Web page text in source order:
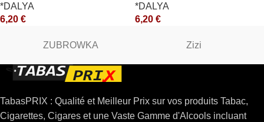
*DALYA
6,20 €
*DALYA
6,20 €
ZUBROWKA Zizi
TabasPRIX : Qualité et Meilleur Prix sur vos produits Tabac,
Cigarettes, Cigares et une Vaste Gamme d'Alcools incluant